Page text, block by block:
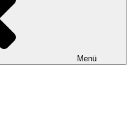
Menü